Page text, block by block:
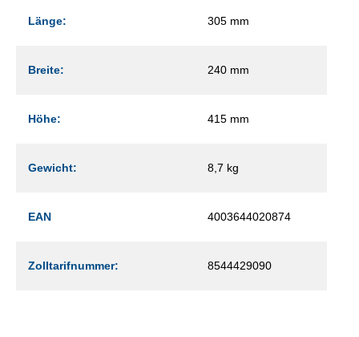
Länge: 305 mm
Breite: 240 mm
Höhe: 415 mm
Gewicht: 8,7 kg
EAN 4003644020874
Zolltarifnummer: 8544429090